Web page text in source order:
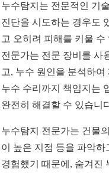
누수탐지는 전문적인 기
진단을 시도하는 경우도
고 오히려 피해를 키울 수
전문가는 전문 장비를 사
고, 누수 원인을 분석하
누수 수리까지 책임지는
완전히 해결할 수 있습니
누수탐지 전문가는 건물
이 높은 지점 등을 파악
경험했기 때문에, 숨겨진